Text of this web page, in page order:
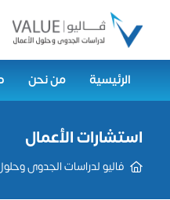
الرئيسية من نحن
استشارات الأعمال
فاليو لدراسات الجدوى